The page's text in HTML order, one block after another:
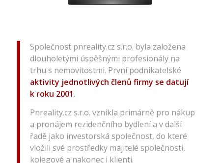
Společnost pnreality.cz s.r.o. byla založena
dlouholetými úspěšnými profesionály na
trhu s nemovitostmi. První podnikatelské
aktivity jednotlivých členů firmy se datují
k roku 2001.
Pnreality.cz s.r.o. vznikla primárně pro nákup
a pronájem rezidenčního bydlení a v další
řadě jako investorská společnost, do které
vložili své prostředky majitelé společnosti,
kolegové a nakonec i klienti.